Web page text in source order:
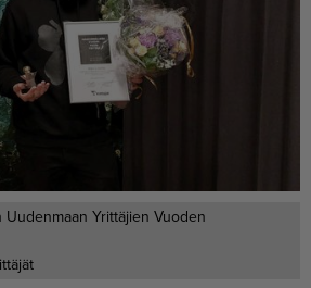
Yrittäjien Vuoden